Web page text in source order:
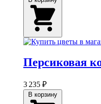
Персиковая
3 235 ₽